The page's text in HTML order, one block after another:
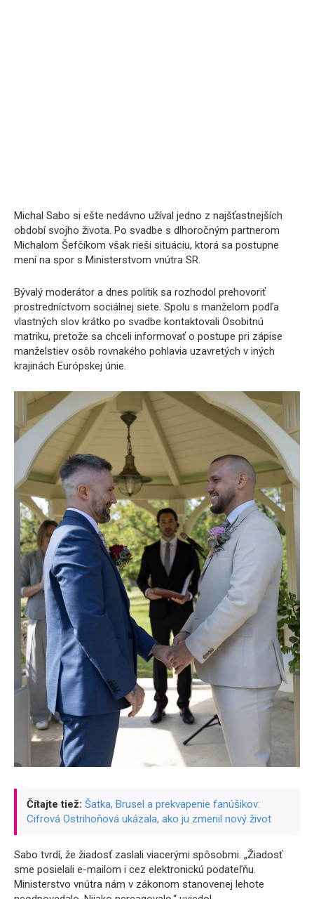
Michal Sabo si ešte nedávno užíval jedno z najšťastnejších
období svojho života. Po svadbe s dlhoročným partnerom
Michalom Šefčíkom však rieši situáciu, ktorá sa postupne
mení na spor s Ministerstvom vnútra SR.
Bývalý moderátor a dnes politik sa rozhodol prehovoriť
prostredníctvom sociálnej siete. Spolu s manželom podľa
vlastných slov krátko po svadbe kontaktovali Osobitnú
matriku, pretože sa chceli informovať o postupe pri zápise
manželstiev osôb rovnakého pohlavia uzavretých v iných
krajinách Európskej únie.
Čítajte tiež: Šatka, Brusel a prekvapenie fanúšikov:
Cifrová Ostrihoňová ukázala, ako ju zmenil nový život
Sabo tvrdí, že žiadosť zaslali viacerými spôsobmi. „Žiadosť
sme posielali e-mailom i cez elektronickú podateľňu.
Ministerstvo vnútra nám v zákonom stanovenej lehote